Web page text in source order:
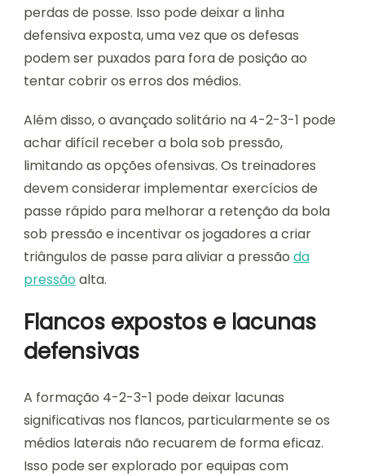
perdas de posse. Isso pode deixar a linha
defensiva exposta, uma vez que os defesas
podem ser puxados para fora de posição ao
tentar cobrir os erros dos médios.
Além disso, o avançado solitário na 4-2-3-1 pode
achar difícil receber a bola sob pressão,
limitando as opções ofensivas. Os treinadores
devem considerar implementar exercícios de
passe rápido para melhorar a retenção da bola
sob pressão e incentivar os jogadores a criar
triângulos de passe para aliviar a pressão da
pressãoalta.
Flancos expostos e lacunas
defensivas
A formação 4-2-3-1 pode deixar lacunas
significativas nos flancos, particularmente se os
médios laterais não recuarem de forma eficaz.
Isso pode ser explorado por equipas com